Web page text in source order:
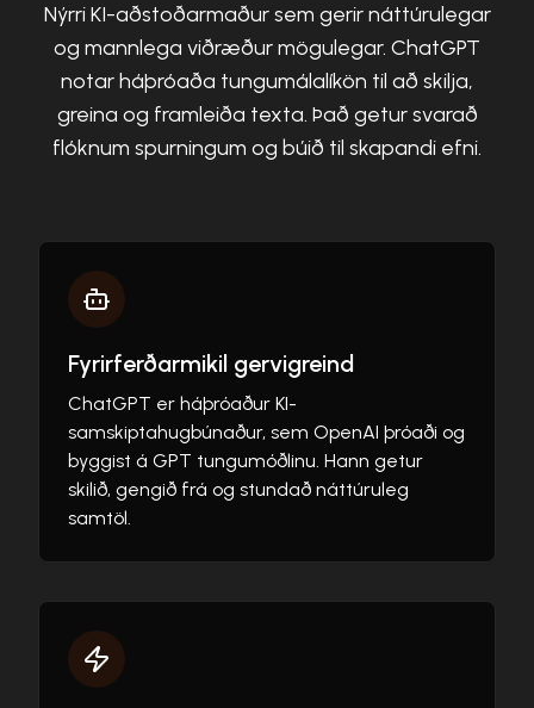
Nýrri KI-aðstoðarmaður sem gerir náttúrulegar
og mannlega viðræður mögulegar. ChatGPT
notar háþróaða tungumálalíkön til að skilja,
greina og framleiða texta. Það getur svarað
flóknum spurningum og búið til skapandi efni.
Fyrirferðarmikil gervigreind
ChatGPT er háþróaður KI-
samskiptahugbúnaður, sem OpenAI þróaði og
byggist á GPT tungumóðlinu. Hann getur
skilið, gengið frá og stundað náttúruleg
samtöl.